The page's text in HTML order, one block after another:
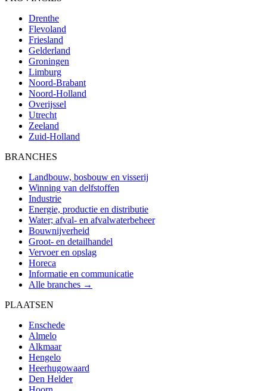
Drenthe
Flevoland
Friesland
Gelderland
Groningen
Limburg
Noord-Brabant
Noord-Holland
Overijssel
Utrecht
Zeeland
Zuid-Holland
BRANCHES
Landbouw, bosbouw en visserij
Winning van delfstoffen
Industrie
Energie, productie en distributie
Water; afval- en afvalwaterbeheer
Bouwnijverheid
Groot- en detailhandel
Vervoer en opslag
Horeca
Informatie en communicatie
Alle branches →
PLAATSEN
Enschede
Almelo
Alkmaar
Hengelo
Heerhugowaard
Den Helder